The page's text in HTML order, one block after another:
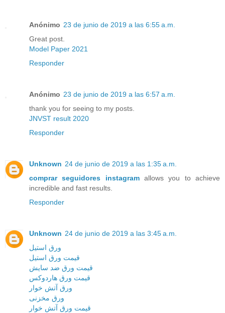
Anónimo 23 de junio de 2019 a las 6:55 a.m.
Great post.
Model Paper 2021
Responder
Anónimo 23 de junio de 2019 a las 6:57 a.m.
thank you for seeing to my posts.
JNVST result 2020
Responder
Unknown 24 de junio de 2019 a las 1:35 a.m.
comprar seguidores instagram allows you to achieve
incredible and fast results.
Responder
Unknown 24 de junio de 2019 a las 3:45 a.m.
ورق استیل
قیمت ورق استیل
قیمت ورق ضد سایش
قیمت ورق هاردوکس
ورق آتش خوار
ورق مخزنی
قیمت ورق آتش خوار